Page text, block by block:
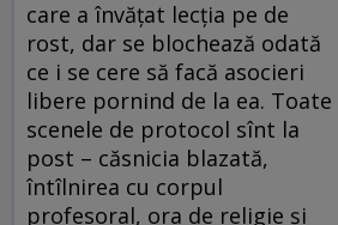
care a învățat lecția pe de
rost, dar se blochează odată
ce i se cere să facă asocieri
libere pornind de la ea. Toate
scenele de protocol sînt la
post – căsnicia blazată,
întîlnirea cu corpul
profesoral, ora de religie și